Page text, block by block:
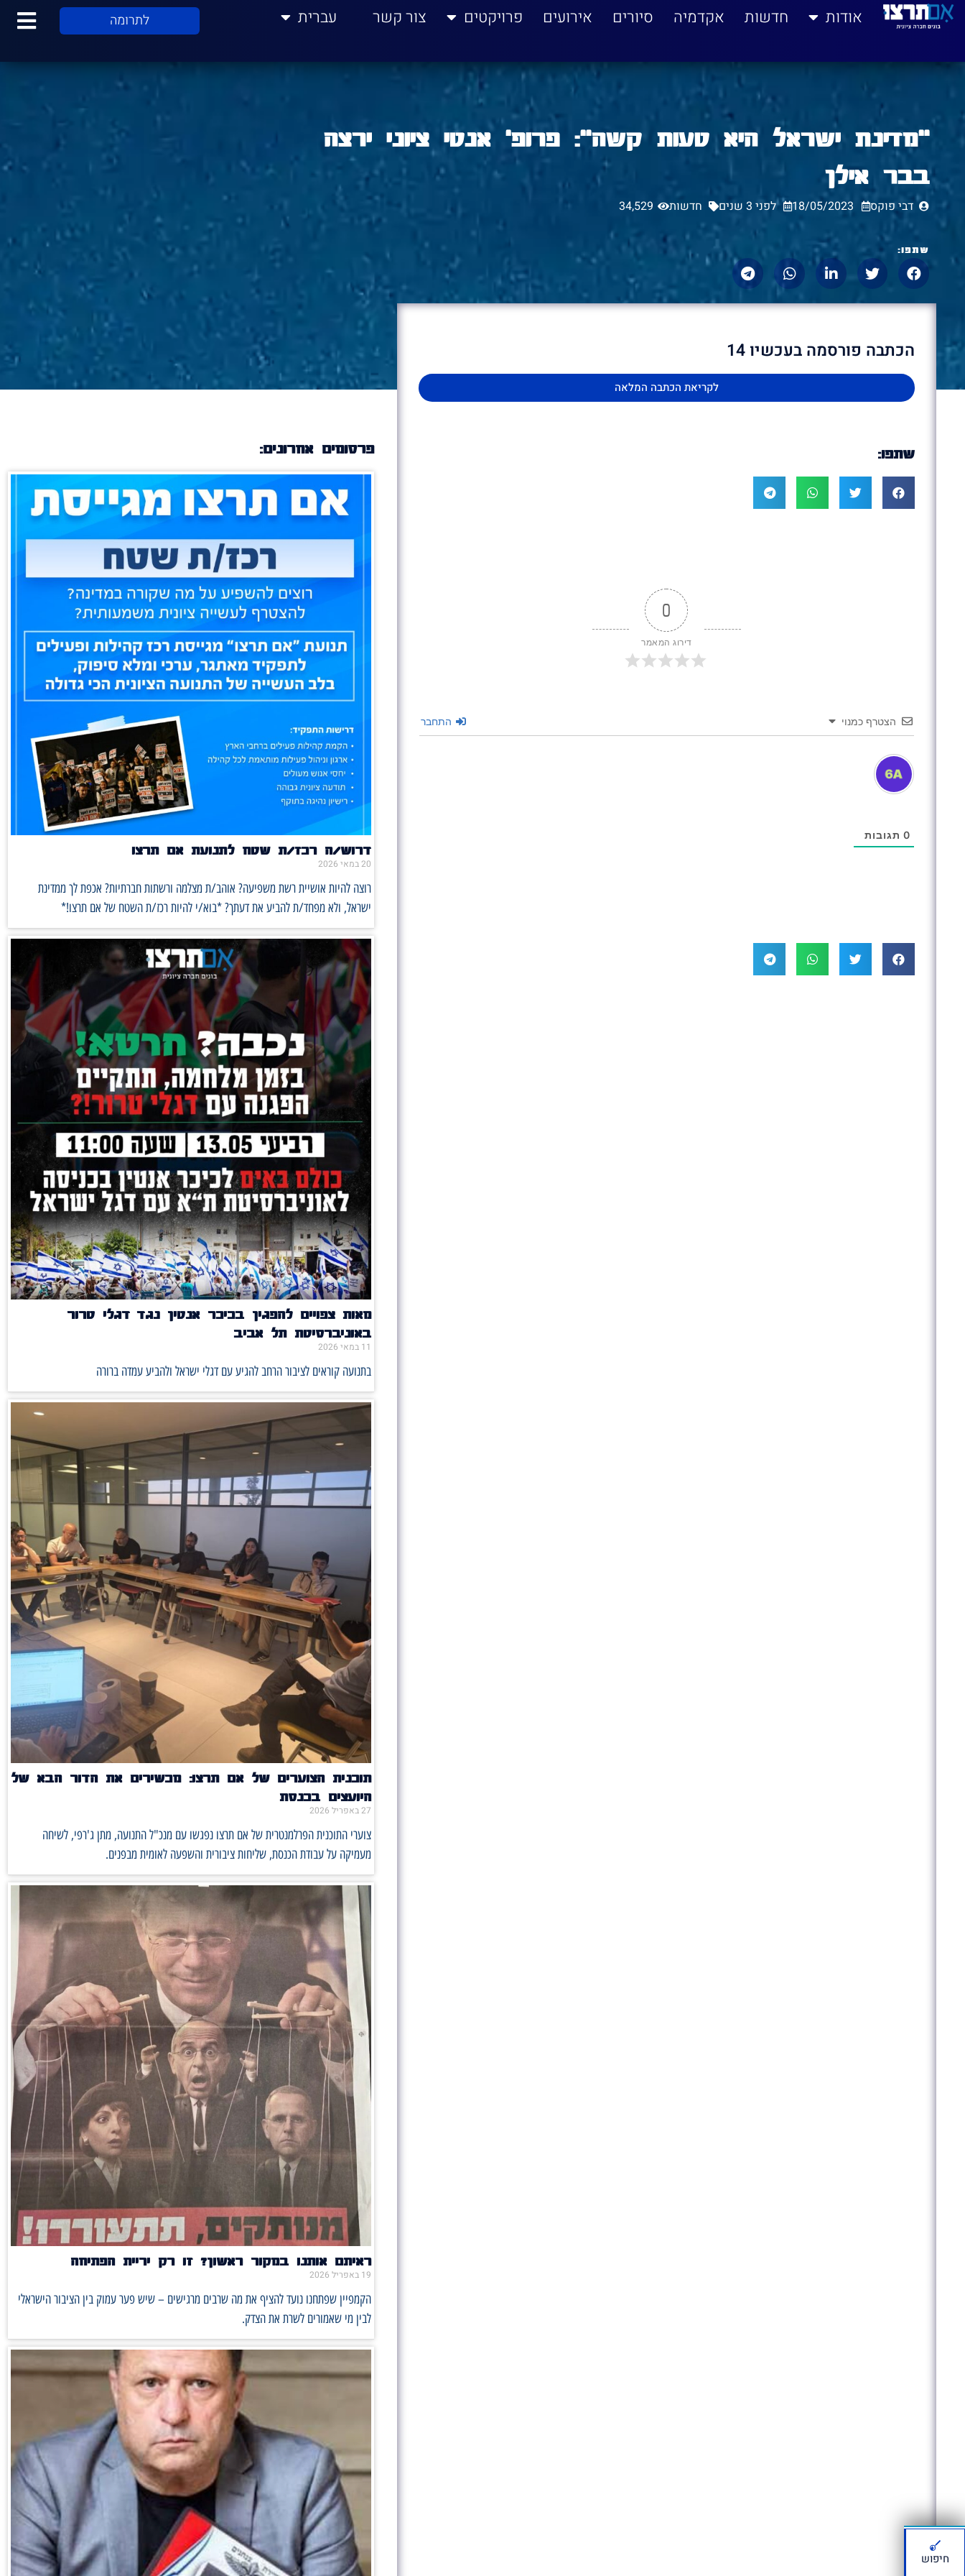
לתוכן אודות חדשות אקדמיה סיורים אירועים פרויקטים צור קשר עברית לתרומה
"מדינת ישראל היא טעות קשה": פרופ' אנטי ציוני ירצה
בבר אילן
דבי פוקס 18/05/2023 לפני 3 שנים חדשות 34,529
שתפו:
הכתבה פורסמה בעכשיו 14
לקריאת הכתבה המלאה
שתפו:
0
דירוג המאמר
הצטרף כמנוי התחבר
0 תגובות
פרסומים אחרונים:
דרוש/ה רכז/ת שטח לתנועת אם תרצו
20 במאי 2026
רוצה להיות אושיית רשת משפיעה? אוהב/ת מצלמה ורשתות חברתיות? אכפת לך ממדינת
ישראל, ולא מפחד/ת להביע את דעתך? *בוא/י להיות רכז/ת השטח של אם תרצו!*
מאות צפויים להפגין בכיכר אנטין נגד דגלי טרור
באוניברסיטת תל אביב
11 במאי 2026
בתנועה קוראים לציבור הרחב להגיע עם דגלי ישראל ולהביע עמדה ברורה
תוכנית הצוערים של אם תרצו: מכשירים את הדור הבא של
היועצים בכנסת
27 באפריל 2026
צוערי התוכנית הפרלמנטרית של אם תרצו נפגשו עם מנכ"ל התנועה, מתן ג'רפי, לשיחה
מעמיקה על עבודת הכנסת, שליחות ציבורית והשפעה לאומית מבפנים.
ראיתם אותנו במקור ראשון? זו רק יריית הפתיחה
19 באפריל 2026
הקמפיין שפתחנו נועד להציף את מה שרבים מרגישים – שיש פער עמוק בין הציבור הישראלי
לבין מי שאמורים לשרת את הצדק.
חיפוש